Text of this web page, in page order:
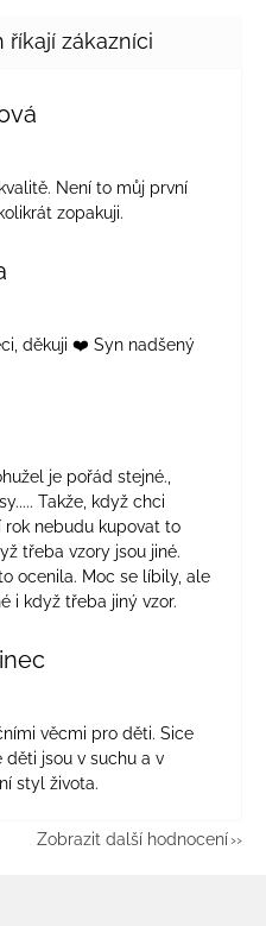
je 5 z 5 hvězdiček.
Není to můj první
zopakuji.
je 5 z 5 hvězdiček.
děkuji ❤️ Syn nadšený
je 4 z 5 hvězdiček.
je pořád stejné.,
Takže, když chci
rok nebudu kupovat to
třeba vzory jsou jiné.
ocenila. Moc se líbily, ale
i když třeba jiný vzor.
je 5 z 5 hvězdiček.
věcmi pro děti. Sice
děti jsou v suchu a v
styl života.
Zobrazit další hodnocení